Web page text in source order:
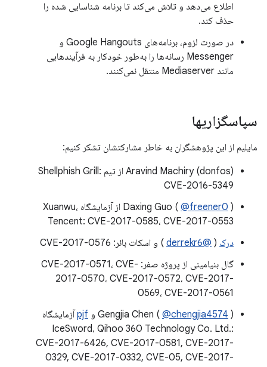
اطلاع می‌دهد و تلاش می‌کند تا برنامه شناسایی شده را
حذف کند.
در صورت لزوم، برنامه‌های Google Hangouts و
Messenger رسانه‌ها را به‌طور خودکار به فرآیندهایی
مانند Mediaserver منتقل نمی‌کنند.
سپاسگزاریها
مایلیم از این پژوهشگران به خاطر مشارکتشان تشکر کنیم:
Aravind Machiry (donfos) از تیم Shellphish Grill:
CVE-2016-5349
Daxing Guo ( @freener0
) از آزمایشگاه Xuanwu،
Tencent: CVE-2017-0585، CVE-2017-0553
درک (
@derrekr6
) و اسکات بائر: CVE-2017-0576
گال بنیامینی از پروژه صفر: CVE-2017-0571، CVE-
2017-0570، CVE-2017-0572، CVE-2017-
0569، CVE-2017-0561
Gengjia Chen ( @chengjia4574 ) و pjf آزمایشگاه
IceSword، Qihoo 360 Technology Co. Ltd.:
CVE-2017-6426, CVE-2017-0581, CVE-2017-
0329, CVE-2017-0332, CVE-05, CVE-2017-